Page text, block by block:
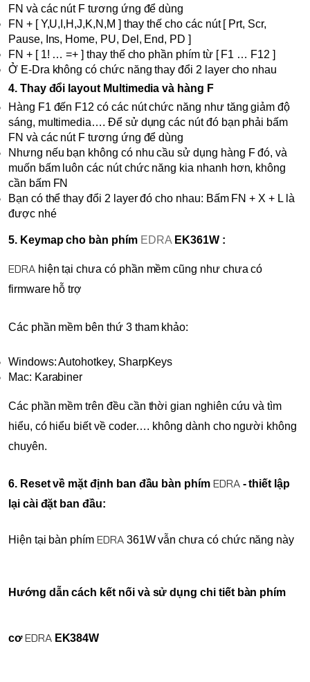
FN và các nút F tương ứng để dùng
FN + [ Y,U,I,H,J,K,N,M ] thay thế cho các nút [ Prt, Scr,
Pause, Ins, Home, PU, Del, End, PD ]
FN + [ 1! … =+ ] thay thế cho phần phím từ [ F1 … F12 ]
Ở E-Dra không có chức năng thay đổi 2 layer cho nhau
4. Thay đổi layout Multimedia và hàng F
Hàng F1 đến F12 có các nút chức năng như tăng giảm độ
sáng, multimedia…. Để sử dụng các nút đó bạn phải bấm
FN và các nút F tương ứng để dùng
Nhưng nếu bạn không có nhu cầu sử dụng hàng F đó, và
muốn bấm luôn các nút chức năng kia nhanh hơn, không
cần bấm FN
Bạn có thể thay đổi 2 layer đó cho nhau: Bấm FN + X + L là
được nhé
5. Keymap cho bàn phím EDRA EK361W :
EDRA hiện tại chưa có phần mềm cũng như chưa có
firmware hỗ trợ
Các phần mềm bên thứ 3 tham khảo:
Windows: Autohotkey, SharpKeys
Mac: Karabiner
Các phần mềm trên đều cần thời gian nghiên cứu và tìm
hiểu, có hiểu biết về coder…. không dành cho người không
chuyên.
6. Reset về mặt định ban đầu bàn phím EDRA - thiết lập
lại cài đặt ban đầu:
Hiện tại bàn phím EDRA 361W vẫn chưa có chức năng này
Hướng dẫn cách kết nối và sử dụng chi tiết bàn phím
cơ EDRA EK384W